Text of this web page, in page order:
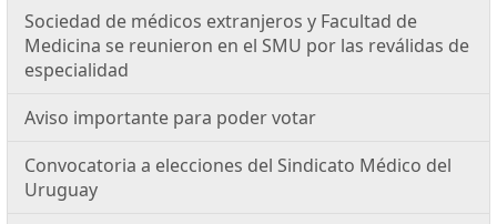
Sociedad de médicos extranjeros y Facultad de
Medicina se reunieron en el SMU por las reválidas de
especialidad
Aviso importante para poder votar
Convocatoria a elecciones del Sindicato Médico del
Uruguay